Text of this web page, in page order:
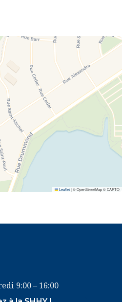
Leaflet|© OpenStreetMap © CARTO
9:00 – 16:00